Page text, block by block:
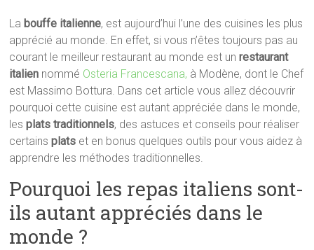
La bouffe italienne, est aujourd’hui l’une des cuisines les plus
apprécié au monde. En effet, si vous n’êtes toujours pas au
courant le meilleur restaurant au monde est unrestaurant
italien nommé Osteria Francescana, à Modène, dont le Chef
est Massimo Bottura. Dans cet article vous allez découvrir
pourquoi cette cuisine est autant appréciée dans le monde,
lesplats traditionnels, des astuces et conseils pour réaliser
certainsplats et en bonus quelques outils pour vous aidez à
apprendre les méthodes traditionnelles.
Pourquoi les repas italiens sont-
ils autant appréciés dans le
monde ?